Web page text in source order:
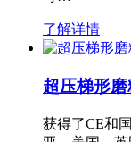
了解详情
超压梯形
获得了CE和